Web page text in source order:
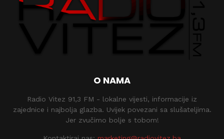
O NAMA
Radio Vitez 91,3 FM - lokalne vijesti, informacije iz
zajednice i najbolja glazba. Uvijek povezani sa slušateljima.
Jer zvučimo bolje s tobom!